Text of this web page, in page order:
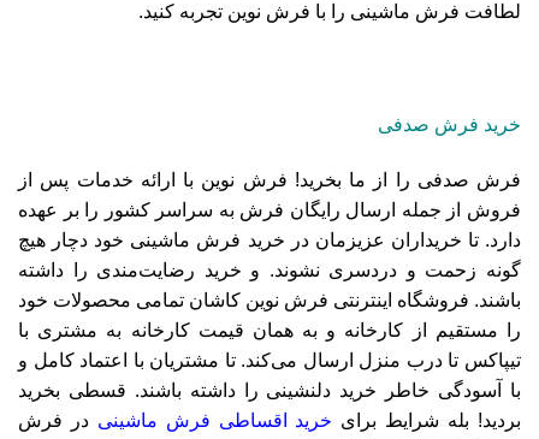
لطافت فرش ماشینی را با فرش نوین تجربه کنید.
خرید فرش صدفی
فرش صدفی را از ما بخرید! فرش نوین با ارائه خدمات پس از
فروش از جمله ارسال رایگان فرش به سراسر کشور را بر عهده
دارد. تا خریداران عزیزمان در خرید فرش ماشینی خود دچار هیچ
گونه زحمت و دردسری نشوند. و خرید رضایت‌مندی را داشته
باشند. فروشگاه اینترنتی فرش نوین کاشان تمامی محصولات خود
را مستقیم از کارخانه و به همان قیمت کارخانه به مشتری با
تیپاکس تا درب منزل ارسال می‌کند. تا مشتریان با اعتماد کامل و
با آسودگی خاطر خرید دلنشینی را داشته باشند. قسطی بخرید
بردید! بله شرایط برای خرید اقساطی فرش ماشینی در فرش